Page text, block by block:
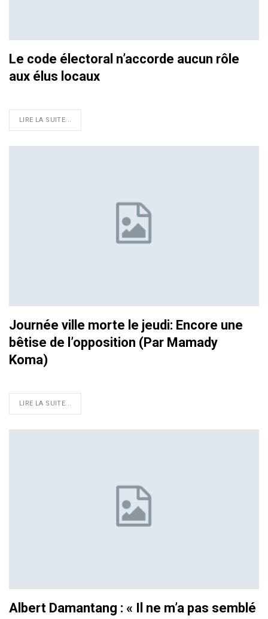
Le code électoral n’accorde aucun rôle
aux élus locaux
LIRE LA SUITE...
Journée ville morte le jeudi: Encore une
bêtise de l’opposition (Par Mamady
Koma)
LIRE LA SUITE...
Albert Damantang : « Il ne m’a pas semblé